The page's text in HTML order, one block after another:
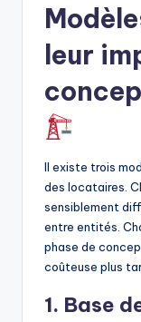
leur
Il existe trois
des locataires.
sensiblement
entre entités.
phase de
coûteuse plus
1. Base